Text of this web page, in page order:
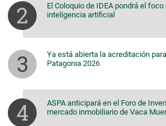
El Coloquio de IDEA pondrá el
inteligencia artificial
Ya está abierta la acreditación
Patagonia 2026
ASPA anticipará en el Foro de
mercado inmobiliario de Vaca